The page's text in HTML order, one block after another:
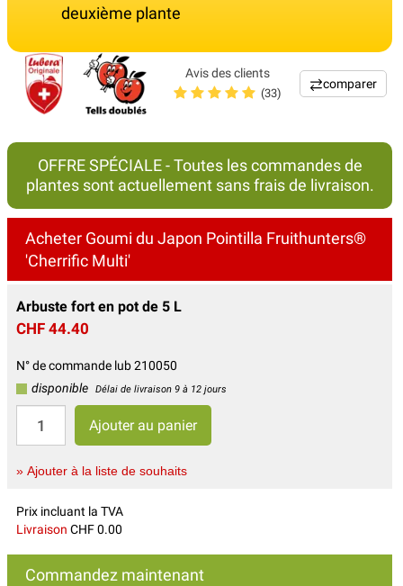
deuxième plante
Avis des clients
(33)
comparer
OFFRE SPÉCIALE - Toutes les commandes de
plantes sont actuellement sans frais de livraison.
Acheter Goumi du Japon Pointilla Fruithunters®
'Cherrific Multi'
Arbuste fort en pot de 5 L
CHF 44.40
N° de commande lub 210050
disponible
Délai de livraison 9 à 12 jours
» Ajouter à la liste de souhaits
Prix incluant la TVA
Livraison CHF 0.00
Commandez maintenant